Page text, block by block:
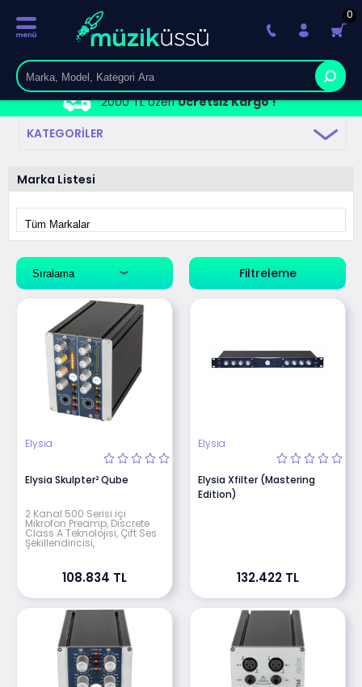
2000 TL ÜzeriÜcretsiz Kargo !
0
KATEGORILER
Marka Listesi
Filtreleme
Elysia
Elysia Skulpter² Qube
2 Kanal 500 Serisi içi
Mikrofon Preamp, Discrete
Class A Teknolojisi, Çift Ses
Şekillendiricisi,
108.834 TL
Elysia
Elysia Xfilter (Mastering
Edition)
132.422 TL